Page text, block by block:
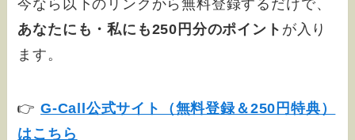
今なら以下のリンクから無料登録するだけで、
あなたにも・私にも250円分のポイント が入り
ます。
👉G-Call公式サイト（無料登録＆250円特典）
はこちら